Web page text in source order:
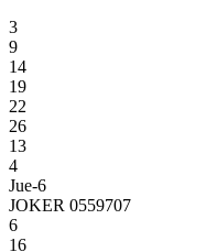
3
9
14
19
22
26
13
4
Jue-6
JOKER 0559707
6
16